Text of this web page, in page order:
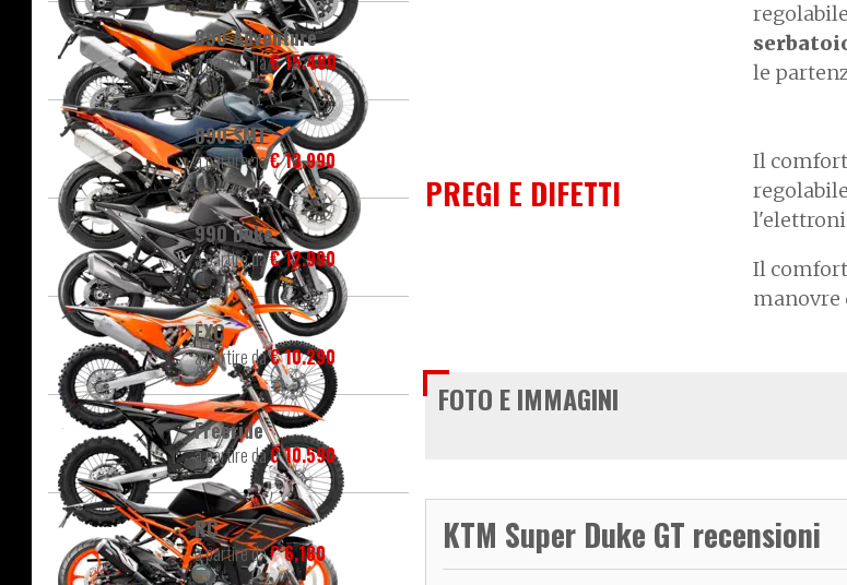
890 Adventure
a partire da€ 15.480
890 SMT
a partire da€ 13.990
990 Duke
a partire da€ 12.990
EXC
a partire da€ 10.290
Freeride
a partire da€ 10.590
RC
a partire da€ 6.180
le
PREGI E DIFETTI
Il
Il
manovre
FOTO E IMMAGINI
KTM Super Duke GT recensioni